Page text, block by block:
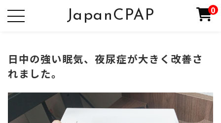
JapanCPAP 0
日中の強い眠気、夜尿症が大きく改善さ
れました。